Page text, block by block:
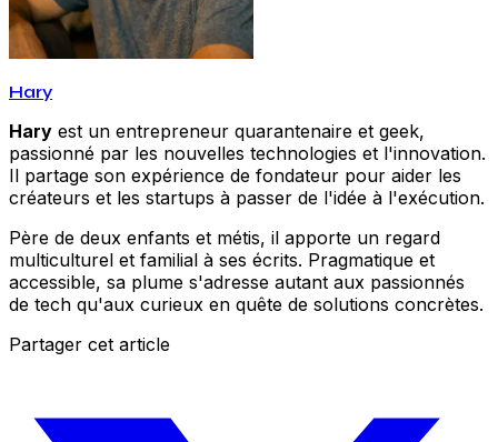
Hary
Hary est un entrepreneur quarantenaire et geek,
passionné par les nouvelles technologies et l'innovation.
Il partage son expérience de fondateur pour aider les
créateurs et les startups à passer de l'idée à l'exécution.
Père de deux enfants et métis, il apporte un regard
multiculturel et familial à ses écrits. Pragmatique et
accessible, sa plume s'adresse autant aux passionnés
de tech qu'aux curieux en quête de solutions concrètes.
Partager cet article